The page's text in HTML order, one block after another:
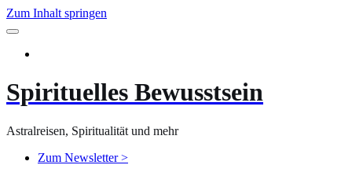
Zum Inhalt springen
Spirituelles Bewusstsein
Astralreisen, Spiritualität und mehr
Zum Newsletter >